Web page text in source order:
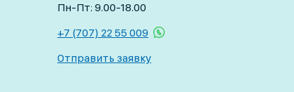
Пн-Пт: 9.00-18.00
+7 (707) 22 55 009
Отправить заявку